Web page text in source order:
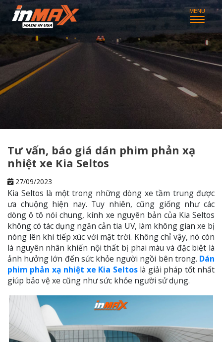
Tư vấn, báo giá dán phim phản xạ
nhiệt xe Kia Seltos
27/09/2023
Kia Seltos là một trong những dòng xe tầm trung được
ưa chuộng hiện nay. Tuy nhiên, cũng giống như các
dòng ô tô nói chung, kính xe nguyên bản của Kia Seltos
không có tác dụng ngăn cản tia UV, làm không gian xe bị
nóng lên khi tiếp xúc với mặt trời. Không chỉ vậy, nó còn
là nguyên nhân khiến nội thất bị phai màu và đặc biệt là
ảnh hưởng lớn đến sức khỏe người ngồi bên trong. Dán
phim phản xạ nhiệt xe Kia Seltoslà giải pháp tốt nhất
giúp bảo vệ xe cũng như sức khỏe người sử dụng.